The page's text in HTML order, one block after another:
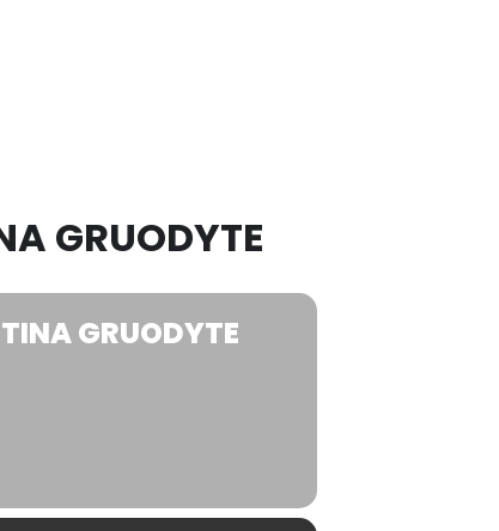
GRUODYTE
GRUODYTE